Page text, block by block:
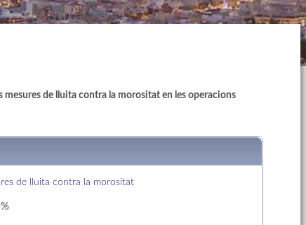
mesures de lluita contra la morositat en les operacions
de lluita contra la morositat